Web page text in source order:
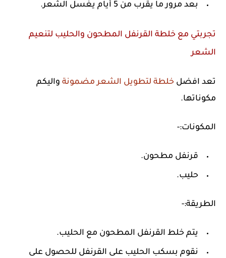
بعد مرور ما يقرب من 5 أيام يغسل الشعر.
تجربتي مع خلطة القرنفل المطحون والحليب لتنعيم
الشعر
تعد افضل خلطة لتطويل الشعر مضمونة واليكم
مكوناتها.
المكونات:-
قرنفل مطحون.
حليب.
الطريقة:-
يتم خلط القرنفل المطحون مع الحليب.
نقوم بسكب الحليب على القرنفل للحصول على